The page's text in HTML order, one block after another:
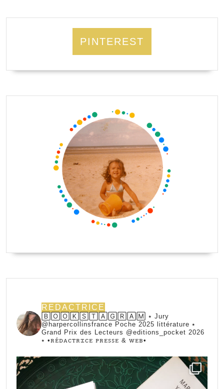
PINTEREST
REDACTRICE
🄱🄾🄾🄺🅂🅃🄰🄶🅁🄰🄼 ⭑ Jury
@harpercollinsfrance Poche 2025 littérature ⭑
Grand Prix des Lecteurs @editions_pocket 2026
⭑ •ꭱꭼ́ꭰꭺꮯꭲꭱꮖꮯꭼ ꮲꭱꭼꮪꮪꭼ & ꮃꭼᏼ•